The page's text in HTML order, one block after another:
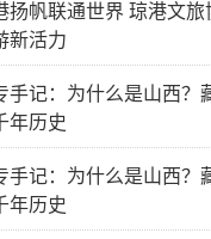
扬帆联通世界 琼港文旅
新活力
手记：为什么是山西？
年历史
手记：为什么是山西？
年历史